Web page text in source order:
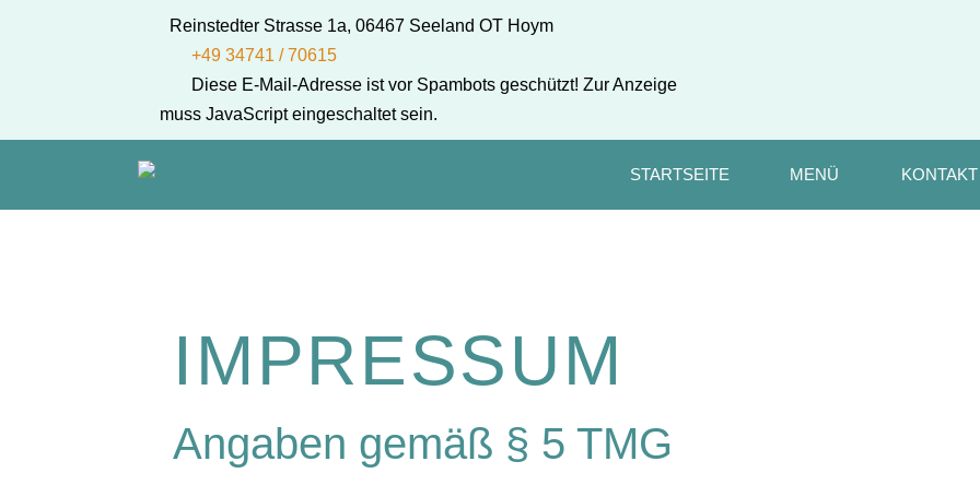
Reinstedter Strasse 1a, 06467 Seeland OT Hoym
+49 34741 / 70615
Diese E-Mail-Adresse ist vor Spambots geschützt! Zur Anzeige
muss JavaScript eingeschaltet sein.
STARTSEITE MENÜ KONTAKT
IMPRESSUM
Angaben gemäß § 5 TMG